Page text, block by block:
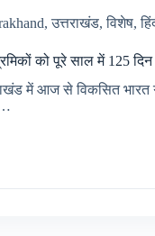
खच्चर
का
registration
,उत्तराखंड,विशेष,
को पूरे साल में 125 दिन
में आज से विकसित भारत